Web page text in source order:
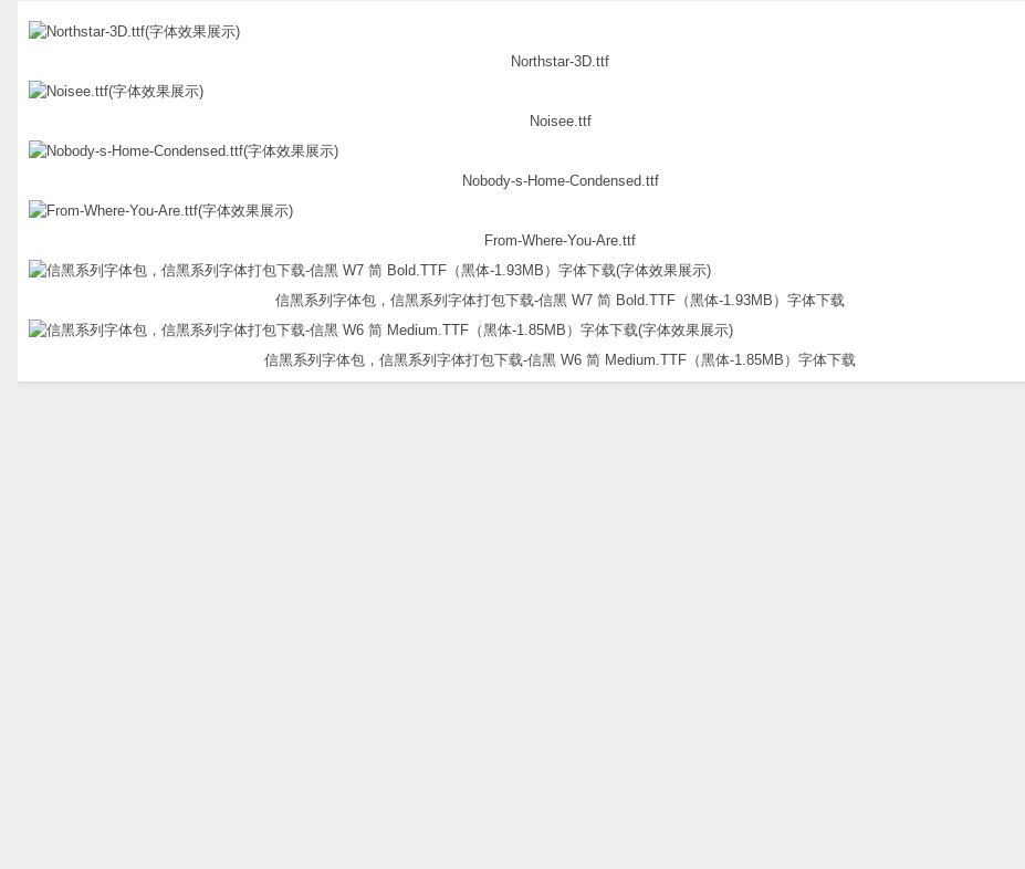
Northstar-3D.ttf
Noisee.ttf
Nobody-s-Home-Condensed.ttf
From-Where-You-Are.ttf
信黑系列字体包，信黑系列字体打包下载-信黑 W7 简 Bold.TTF（黑体-1.93MB）字体下载
信黑系列字体包，信黑系列字体打包下载-信黑 W6 简 Medium.TTF（黑体-1.85MB）字体下载